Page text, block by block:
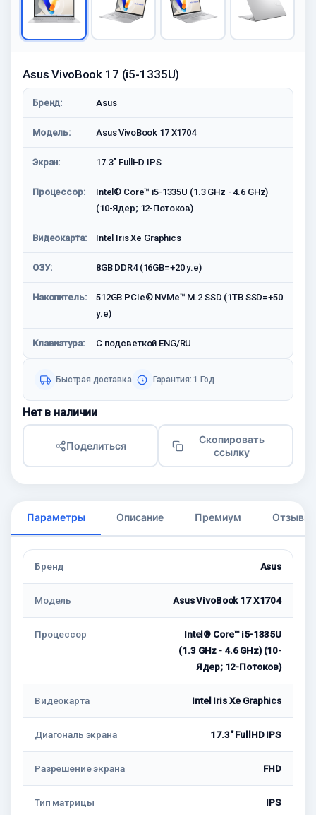
Asus VivoBook 17 (i5-1335U)
Бренд: Asus
Модель: Asus VivoBook 17 X1704
Экран: 17.3" FullHD IPS
Процессор:
Intel® Core™ i5-1335U (1.3 GHz - 4.6 GHz)
(10-Ядeр; 12-Потоков)
Видеокарта: Intel Iris Xe Graphics
ОЗУ: 8GB DDR4 (16GB=+20 у.е)
Накопитель:
512GB PCIe® NVMe™ M.2 SSD (1TB SSD=+50
у.е)
Клавиатура: С подсветкой ENG/RU
Быстрая доставка Гарантия: 1 Год
Нет в наличии
Поделиться
Скопировать
ссылку
Параметры Описание Премиум Отзывы
Бренд Asus
Модель Asus VivoBook 17 X1704
Процессор
Intel® Core™ i5-1335U
(1.3 GHz - 4.6 GHz) (10-
Ядeр; 12-Потоков)
Видеокарта Intel Iris Xe Graphics
Диагональ экрана 17.3" FullHD IPS
Разрешение экрана FHD
Тип матрицы IPS